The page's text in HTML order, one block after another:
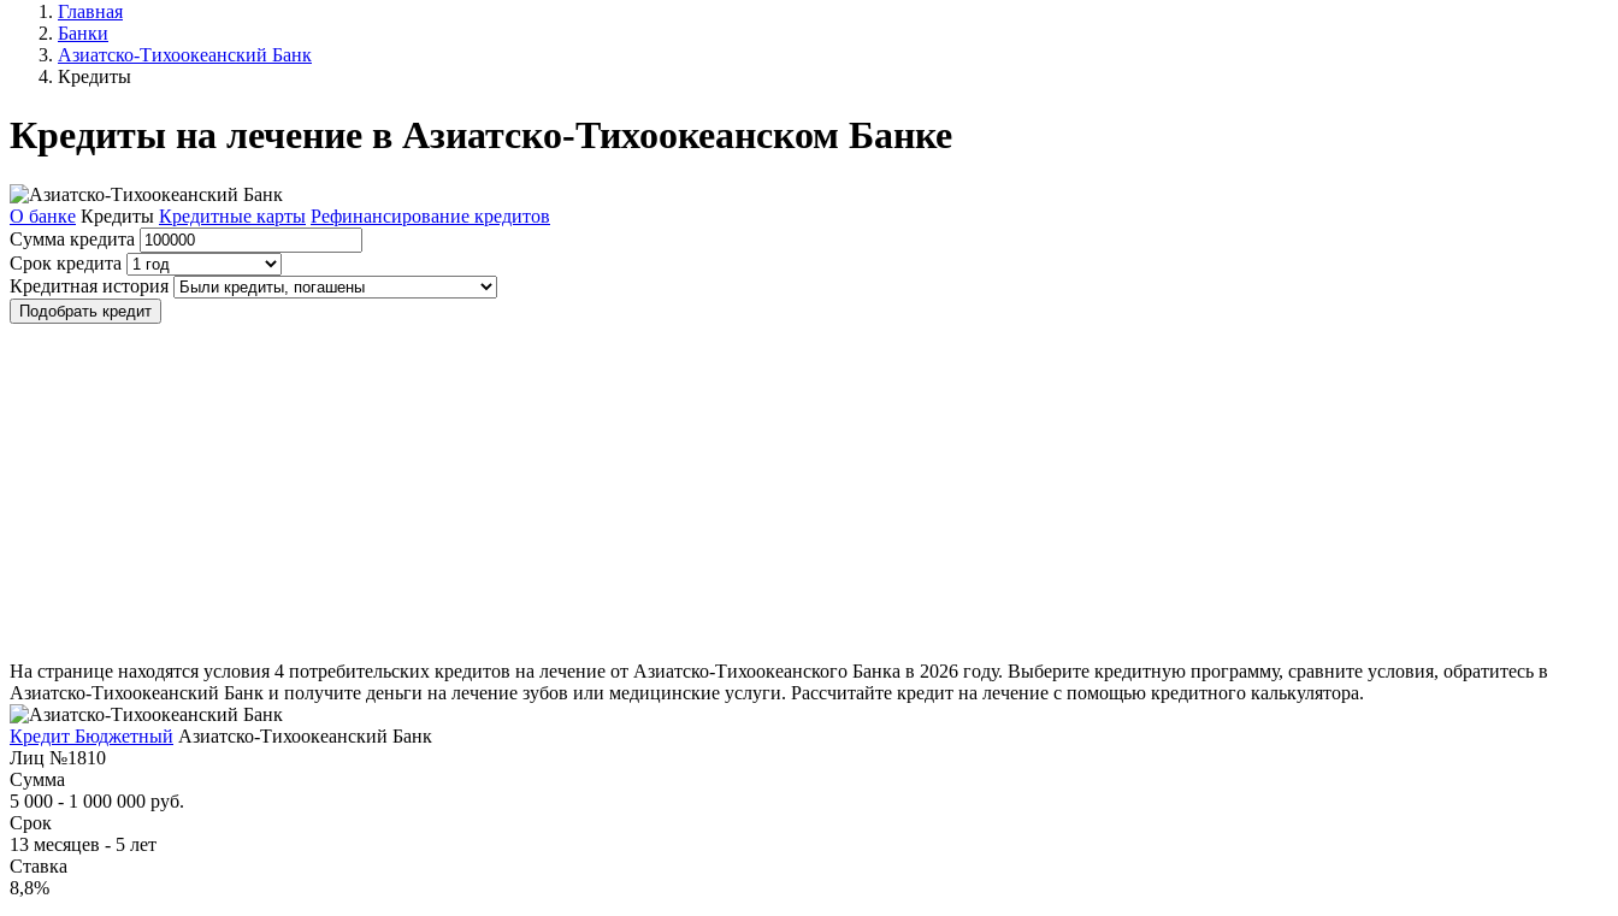
Главная
Банки
Азиатско-Тихоокеанский Банк
Кредиты
Кредиты на лечение в Азиатско-Тихоокеанском Банке
О банке Кредиты Кредитные карты Рефинансирование кредитов
Сумма кредита
Срок кредита
Кредитная история
Подобрать кредит
На странице находятся условия 4 потребительских кредитов на лечение от Азиатско-Тихоокеанского Банка в 2026 году. Выберите кредитную программу, сравните условия, обратитесь в
Азиатско-Тихоокеанский Банк и получите деньги на лечение зубов или медицинские услуги. Рассчитайте кредит на лечение с помощью кредитного калькулятора.
Кредит Бюджетный Азиатско-Тихоокеанский Банк
Лиц №1810
Сумма
5 000 - 1 000 000 руб.
Срок
13 месяцев - 5 лет
Ставка
8,8%